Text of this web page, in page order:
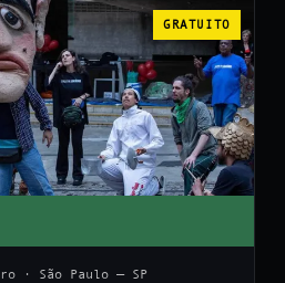
GRATUITO
· São Paulo — SP